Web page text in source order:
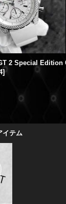
]
イテム